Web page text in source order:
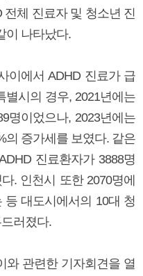
전체 진료자 및 청소년 진
이 나타났다.
이에서 ADHD 진료가 급
별시의 경우, 2021년에는
명이었으나, 2023년에는
의 증가세를 보였다. 같은
진료환자가 3888명
. 인천시 또한 2070명에
등 대도시에서의 10대 청
러졌다.
관련한 기자회견을 열